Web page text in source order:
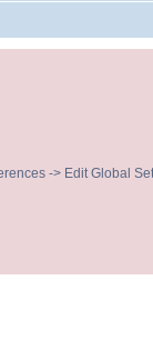
-> Edit Global